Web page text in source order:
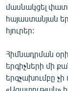
մասնակցել
հայաստանյան
հյուրեր:
Հիմնադրման
երգիչների մի
երգչախումբը չի
«Ազատության»